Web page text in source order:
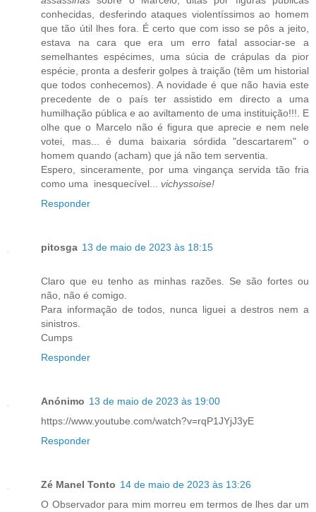
conhecidas, desferindo ataques violentíssimos ao homem
que tão útil lhes fora. É certo que com isso se pôs a jeito,
estava na cara que era um erro fatal associar-se a
semelhantes espécimes, uma súcia de crápulas da pior
espécie, pronta a desferir golpes à traição (têm um historial
que todos conhecemos). A novidade é que não havia este
precedente de o país ter assistido em directo a uma
humilhação pública e ao aviltamento de uma instituição!!!. E
olhe que o Marcelo não é figura que aprecie e nem nele
votei, mas... é duma baixaria sórdida "descartarem" o
homem quando (acham) que já não tem serventia.
Espero, sinceramente, por uma vingança servida tão fria
como uma inesquecível... vichyssoise!
Responder
pitosga 13 de maio de 2023 às 18:15
Claro que eu tenho as minhas razões. Se são fortes ou
não, não é comigo.
Para informação de todos, nunca liguei a destros nem a
sinistros.
Cumps
Responder
Anónimo 13 de maio de 2023 às 19:00
https://www.youtube.com/watch?v=rqP1JYjJ3yE
Responder
Zé Manel Tonto 14 de maio de 2023 às 13:26
O Observador para mim morreu em termos de lhes dar um